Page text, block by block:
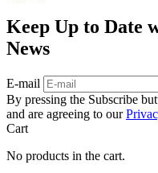
Keep Up to Date
News
E-mail
By pressing the Subscribe
and are agreeing to our
Cart
No products in the cart.